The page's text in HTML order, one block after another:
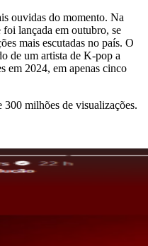
ouvidas do momento. Na
lançada em outubro, se
mais escutadas no país. O
de um artista de K-pop a
em 2024, em apenas cinco
milhões de visualizações.